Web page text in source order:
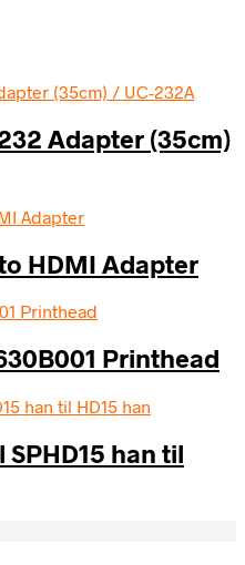
Adapter (35cm)
HDMI Adapter
Printhead
han til